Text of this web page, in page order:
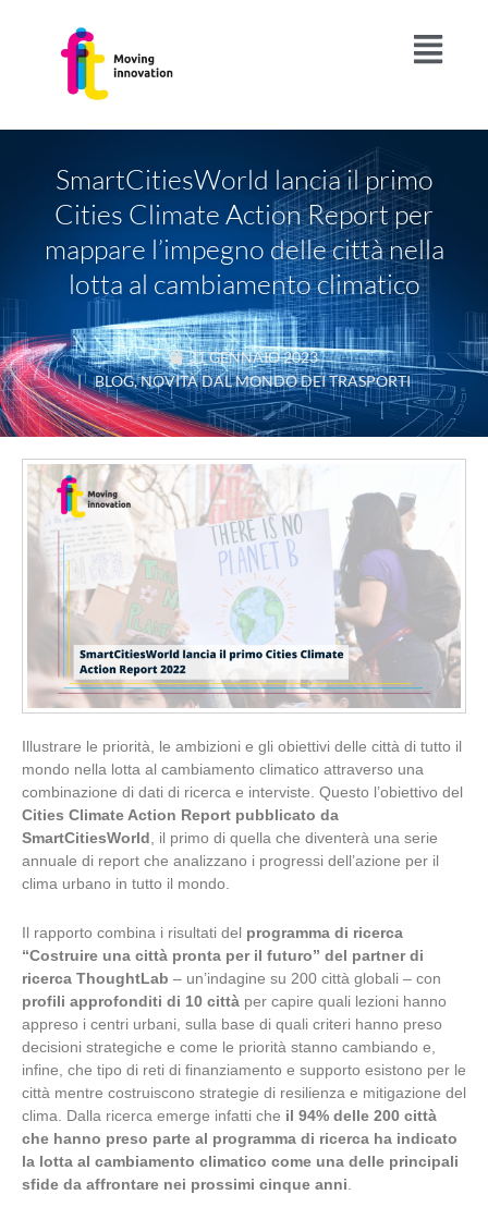
SmartCitiesWorld lancia il primo
Cities Climate Action Report per
mappare l’impegno delle città nella
lotta al cambiamento climatico
31 GENNAIO 2023
|BLOG,NOVITÀ DAL MONDO DEI TRASPORTI
Illustrare le priorità, le ambizioni e gli obiettivi delle città di tutto il
mondo nella lotta al cambiamento climatico attraverso una
combinazione di dati di ricerca e interviste. Questo l’obiettivo del
Cities Climate Action Report pubblicato da
SmartCitiesWorld , il primo di quella che diventerà una serie
annuale di report che analizzano i progressi dell’azione per il
clima urbano in tutto il mondo.
Il rapporto combina i risultati del programma di ricerca
“Costruire una città pronta per il futuro” del partner di
ricerca ThoughtLab – un’indagine su 200 città globali – con
profili approfonditi di 10 città per capire quali lezioni hanno
appreso i centri urbani, sulla base di quali criteri hanno preso
decisioni strategiche e come le priorità stanno cambiando e,
infine, che tipo di reti di finanziamento e supporto esistono per le
città mentre costruiscono strategie di resilienza e mitigazione del
clima. Dalla ricerca emerge infatti che il 94% delle 200 città
che hanno preso parte al programma di ricerca ha indicato
la lotta al cambiamento climatico come una delle principali
sfide da affrontare nei prossimi cinque anni.